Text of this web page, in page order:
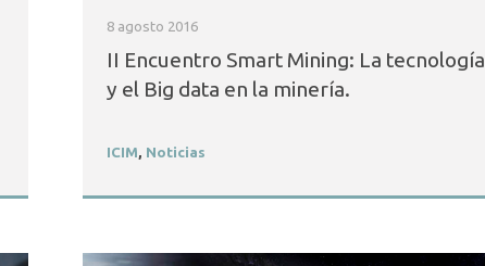
8 agosto 2016
II Encuentro Smart Mining: La tecnología
y el Big data en la minería.
ICIM, Noticias